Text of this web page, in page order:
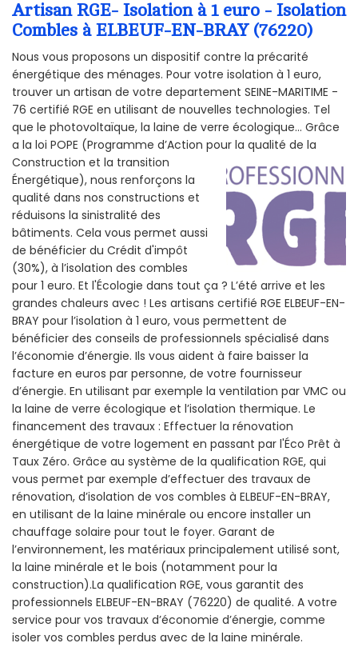
Artisan RGE- Isolation à 1 euro - Isolation
Combles à ELBEUF-EN-BRAY (76220)
Nous vous proposons un dispositif contre la précarité
énergétique des ménages. Pour votre isolation à 1 euro,
trouver un artisan de votre departement SEINE-MARITIME -
76 certifié RGE en utilisant de nouvelles technologies. Tel
que le photovoltaïque, la laine de verre écologique... Grâce
a la loi POPE (Programme d’Action pour la qualité de la
Construction et la transition
Énergétique), nous renforçons la
qualité dans nos constructions et
réduisons la sinistralité des
bâtiments. Cela vous permet aussi
de bénéficier du Crédit d'impôt
(30%), à l’isolation des combles
pour 1 euro. Et l'Écologie dans tout ça ? L’été arrive et les
grandes chaleurs avec ! Les artisans certifié RGE ELBEUF-EN-
BRAY pour l’isolation à 1 euro, vous permettent de
bénéficier des conseils de professionnels spécialisé dans
l’économie d’énergie. Ils vous aident à faire baisser la
facture en euros par personne, de votre fournisseur
d’énergie. En utilisant par exemple la ventilation par VMC ou
la laine de verre écologique et l’isolation thermique. Le
financement des travaux : Effectuer la rénovation
énergétique de votre logement en passant par l'Éco Prêt à
Taux Zéro. Grâce au système de la qualification RGE, qui
vous permet par exemple d’effectuer des travaux de
rénovation, d’isolation de vos combles à ELBEUF-EN-BRAY,
en utilisant de la laine minérale ou encore installer un
chauffage solaire pour tout le foyer. Garant de
l’environnement, les matériaux principalement utilisé sont,
la laine minérale et le bois (notamment pour la
construction).La qualification RGE, vous garantit des
professionnels ELBEUF-EN-BRAY (76220) de qualité. A votre
service pour vos travaux d’économie d’énergie, comme
isoler vos combles perdus avec de la laine minérale.